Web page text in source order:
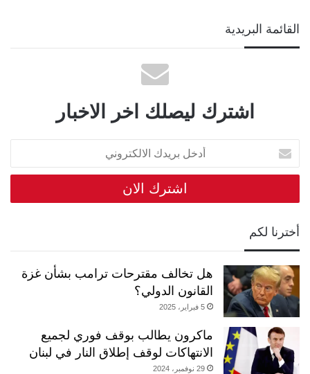
القائمة البريدية
اشترك ليصلك اخر الاخبار
أدخل
بريدك
الالكتروني
أخترنا لكم
هل تخالف مقترحات ترامب بشأن غزة
القانون الدولي؟
5 فبراير، 2025
ماكرون يطالب بوقف فوري لجميع
الانتهاكات لوقف إطلاق النار في لبنان
29 نوفمبر، 2024